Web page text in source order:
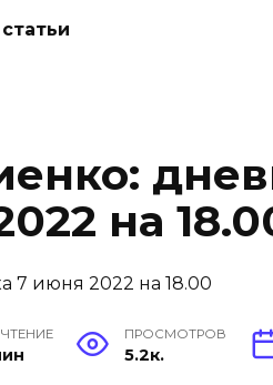
на
ПРОСМОТРОВ
5.2к.